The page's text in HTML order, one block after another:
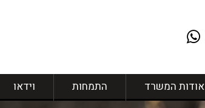
אודות המשרד התמחות וידאו